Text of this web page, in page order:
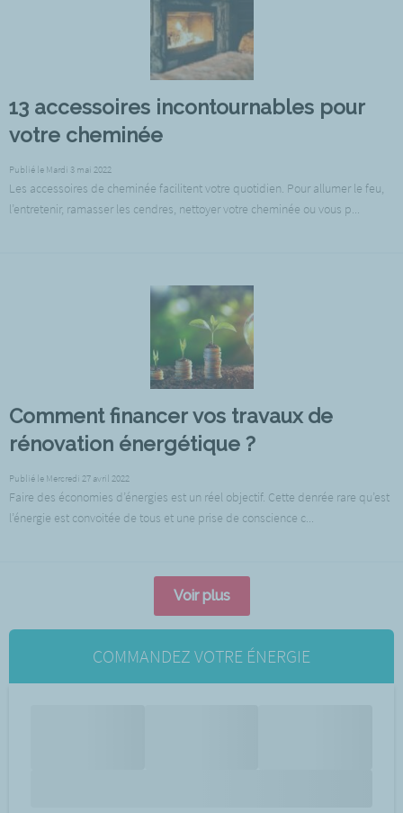
13 accessoires incontournables pour
votre cheminée
Publié le Mardi 3 mai 2022
Les accessoires de cheminée facilitent votre quotidien. Pour allumer le feu,
l’entretenir, ramasser les cendres, nettoyer votre cheminée ou vous p...
Comment financer vos travaux de
rénovation énergétique ?
Publié le Mercredi 27 avril 2022
Faire des économies d’énergies est un réel objectif. Cette denrée rare qu’est
l’énergie est convoitée de tous et une prise de conscience c...
Voir plus
COMMANDEZ VOTRE ÉNERGIE